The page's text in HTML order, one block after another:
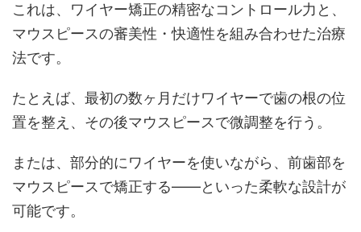
これは、ワイヤー矯正の精密なコントロール力と、
マウスピースの審美性・快適性を組み合わせた治療
法です。
たとえば、最初の数ヶ月だけワイヤーで歯の根の位
置を整え、その後マウスピースで微調整を行う。
または、部分的にワイヤーを使いながら、前歯部を
マウスピースで矯正する――といった柔軟な設計が
可能です。